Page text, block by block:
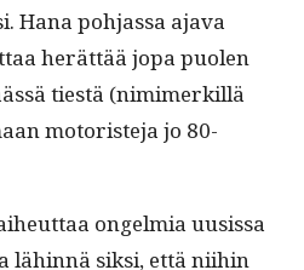
Hana poh­jas­sa aja­va
herät­tää jopa puolen
tiestä (nim­imerkil­lä
motoris­te­ja jo 80-
ongelmia uusis­sa
lähin­nä sik­si, että niihin